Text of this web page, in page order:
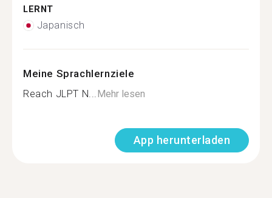
LERNT
Japanisch
Meine Sprachlernziele
Reach JLPT N...Mehr lesen
App herunterladen